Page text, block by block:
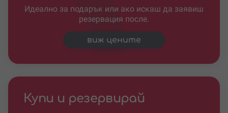
Идеално за подарък или ако искаш да заявиш
резервация после.
виж цените
Купи и резервирай